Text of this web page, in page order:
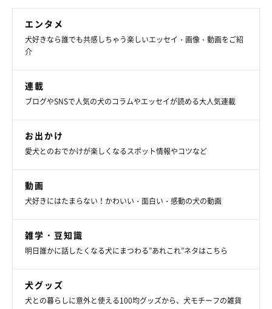
エンタメ
犬好きなら誰でも共感しちゃう楽しいエッセイ・画像・動画をご紹
介
連載
ブログやSNSで人気の犬のコラムやエッセイが読める大人気連載
お出かけ
愛犬とのおでかけが楽しくなるスポット情報やコツなど
動画
犬好きにはたまらない！かわいい・面白い・感動の犬の動画
雑学・豆知識
明日誰かに話したくなる犬にまつわる”あれこれ”ネタはこちら
犬グッズ
犬との暮らしに意外と使える100均グッズから、犬モチーフの雑貨